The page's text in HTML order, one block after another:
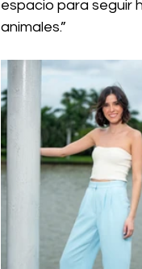
espacio para seguir
animales.”